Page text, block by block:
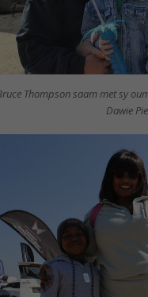
Thompson saam met sy
Dawie